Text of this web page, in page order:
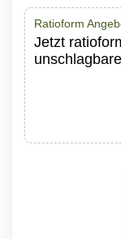
Ratioform
Jetzt